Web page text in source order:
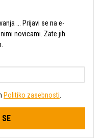
... Prijavi se na e-
novicami. Zate jih
Politiko zasebnosti